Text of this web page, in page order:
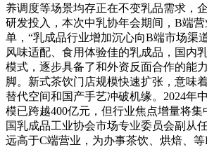
养调度等场景均存正在不变乳品需求，
研发投入，本次中乳协年会期间，B端
单，“乳成品行业增加沉心向B端市场渠
风味适配、食用体验佳的乳成品，国内
模式，逐步具备了和外资反面合作的能
脚。新式茶饮门店规模快速扩张，意味
替代空间和国产手艺冲破机缘。2024年
模已跨越400亿元，但行业焦点增量将集
国乳成品工业协会市场专业委员会副从
远高于C端营业，为办事茶饮、烘焙、